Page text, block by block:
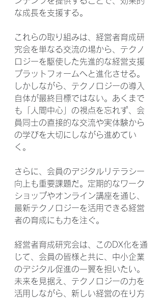
な成長を支援する。
これらの取り組みは、経営者育成研
究会を単なる交流の場から、テクノ
ロジーを駆使した先進的な経営支援
プラットフォームへと進化させる。
しかしながら、テクノロジーの導入
自体が最終目標ではない。あくまで
も「人間中心」の視点を忘れず、会
員同士の直接的な交流や実体験から
の学びを大切にしながら進めてい
く。
さらに、会員のデジタルリテラシー
向上も重要課題だ。定期的なワーク
ショップやオンライン講座を通じ、
最新テクノロジーを活用できる経営
者の育成にも力を注ぐ。
経営者育成研究会は、このDX化を通
じて、会員の皆様と共に、中小企業
のデジタル促進の一翼を担いたい。
未来を見据え、テクノロジーの力を
活用しながら、新しい経営の在り方